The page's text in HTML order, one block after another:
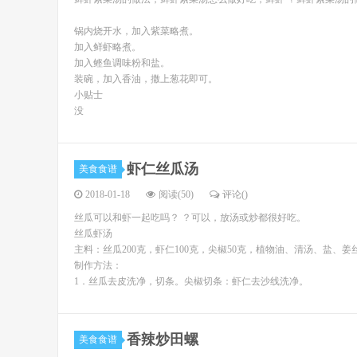
锅内烧开水，加入紫菜略煮。
加入鲜虾略煮。
加入鲣鱼调味粉和盐。
装碗，加入香油，撒上葱花即可。
小贴士
没
美食食谱 虾仁丝瓜汤
2018-01-18 阅读(50) 评论()
丝瓜可以和虾一起吃吗？ ？可以，放汤或炒都很好吃。
丝瓜虾汤
主料：丝瓜200克，虾仁100克，尖椒50克，植物油、清汤、盐、姜
制作方法：
1．丝瓜去皮洗净，切条。尖椒切条：虾仁去沙线洗净。
美食食谱 香辣炒田螺